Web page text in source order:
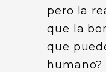
pero la
que la
que